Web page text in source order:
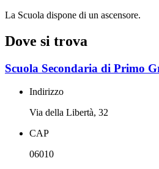
La Scuola dispone di un ascensore.
Dove si trova
Scuola Secondaria di Primo
Indirizzo
Via della Libertà, 32
CAP
06010